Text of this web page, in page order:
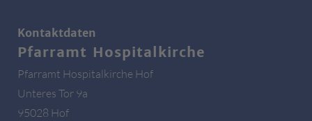
Kontaktdaten
Pfarramt Hospitalkirche
Pfarramt Hospitalkirche Hof
Unteres Tor 9a
95028 Hof